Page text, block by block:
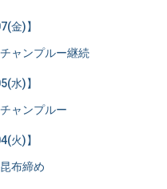
金)】
ャンプルー継続
水)】
ャンプルー
火)】
布締め